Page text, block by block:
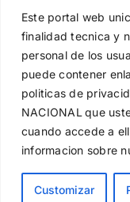
Este portal web
finalidad tecnica y
personal de los
puede contener
politicas de
NACIONAL que
cuando accede a
informacion sobre
Customizar
Copyright 2023 |
Warning: Undefined
/home/
mobile-sharebar/
el funcionamiento
nuestros servicios.
rechazar las no
Política de cookies